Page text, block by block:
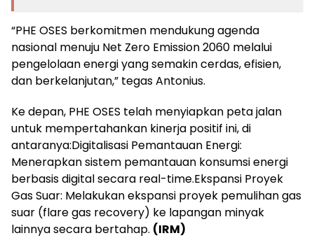
“PHE OSES berkomitmen mendukung agenda
nasional menuju Net Zero Emission 2060 melalui
pengelolaan energi yang semakin cerdas, efisien,
dan berkelanjutan,” tegas Antonius.
Ke depan, PHE OSES telah menyiapkan peta jalan
untuk mempertahankan kinerja positif ini, di
antaranya:Digitalisasi Pemantauan Energi:
Menerapkan sistem pemantauan konsumsi energi
berbasis digital secara real-time.Ekspansi Proyek
Gas Suar: Melakukan ekspansi proyek pemulihan gas
suar (flare gas recovery) ke lapangan minyak
lainnya secara bertahap. (IRM)